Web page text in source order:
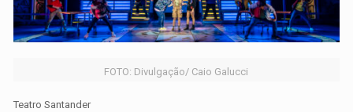
FOTO: Divulgação/ Caio Galucci
Teatro Santander